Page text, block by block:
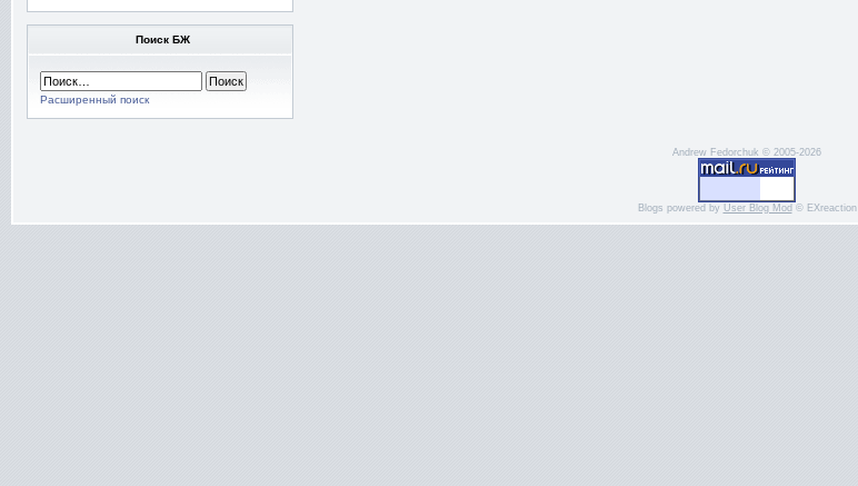
Поиск БЖ
Расширенный поиск
Andrew Fedorchuk © 2005-2026
Blogs powered by User Blog Mod © EXreaction